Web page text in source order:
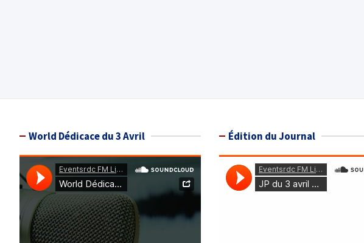
World Dédicace du 3 Avril Édition du Journal